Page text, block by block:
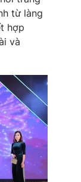
từ làng
hợp
và